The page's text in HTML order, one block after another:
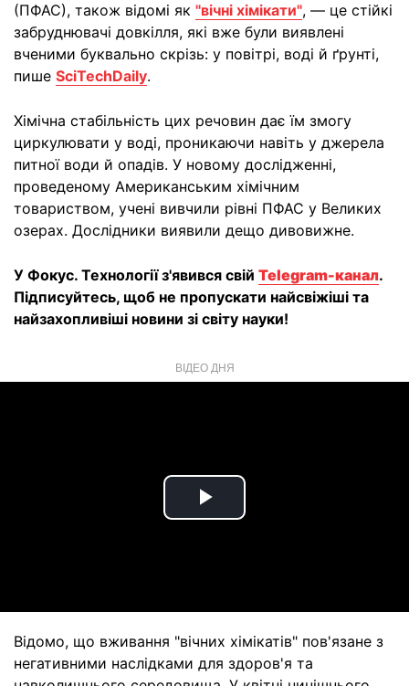
(ПФАС), також відомі як "вічні хімікати", — це стійкі
забруднювачі довкілля, які вже були виявлені
вченими буквально скрізь: у повітрі, воді й ґрунті,
пише SciTechDaily.
Хімічна стабільність цих речовин дає їм змогу
циркулювати у воді, проникаючи навіть у джерела
питної води й опадів. У новому дослідженні,
проведеному Американським хімічним
товариством, учені вивчили рівні ПФАС у Великих
озерах. Дослідники виявили дещо дивовижне.
У Фокус. Технології з'явився свій Telegram-канал.
Підписуйтесь, щоб не пропускати найсвіжіші та
найзахопливіші новини зі світу науки!
ВІДЕО ДНЯ
Play
Відомо, що вживання "вічних хімікатів" пов'язане з
негативними наслідками для здоров'я та